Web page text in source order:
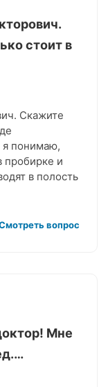
стоит в
Скажите
я понимаю,
пробирке и
в полость
вопрос
Мне